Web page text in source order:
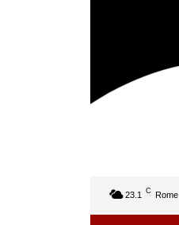
23.1 C Rome